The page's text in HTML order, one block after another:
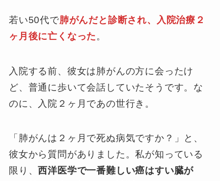
若い50代で肺がんだと診断され、
入院治療２
ヶ月後に亡くなった。
入院する前、彼女は肺がんの方に会ったけ
ど、普通に歩いて会話していたそうです。な
のに、入院２ヶ月であの世行き。
「肺がんは２ヶ月で死ぬ病気ですか？」と、
彼女から質問がありました。私が知っている
限り、西洋医学で一番難しい癌はすい臓が